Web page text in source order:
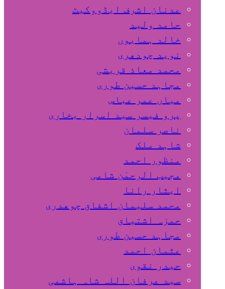
عدنان اشرف ایڈووکیٹ
حامد ولید
خالد ہمایوں
نوید چودھری
محمد معاذ قریشی
مجاہد حسین طوری
میاں عمر عباس
پرو فیسر سید اسرار بخاری
ناصر سلمان
شاہد ملک
منظور احمد
مجیب الرحمٰن شامی
ایثار رانا
محمد سلیمان اشفاق چوهدری
حمزہ اشتیاق
مجاہد حسین طوری
عثمان احمد
حیدر نقوی
سید عرفان اللہ شاہ ہاشمی